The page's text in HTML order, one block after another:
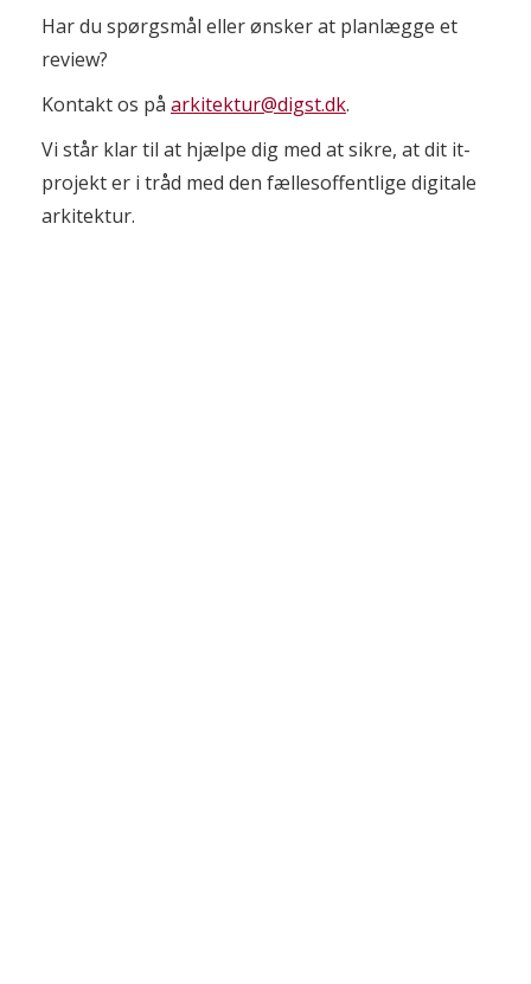
Har du spørgsmål eller ønsker at planlægge et
review?
Kontakt os på arkitektur@digst.dk.
Vi står klar til at hjælpe dig med at sikre, at dit it-
projekt er i tråd med den fællesoffentlige digitale
arkitektur.